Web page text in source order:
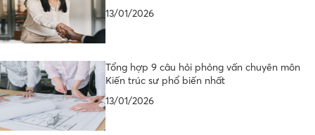
13/01/2026
Tổng hợp 9 câu hỏi phỏng vấn chuyên môn
Kiến trúc sư phổ biến nhất
13/01/2026